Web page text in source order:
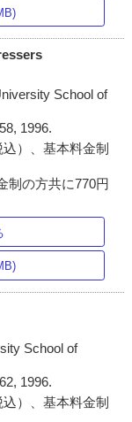
School of
1996.
）、基本料金制
制の方共に770円
School of
1996.
）、基本料金制